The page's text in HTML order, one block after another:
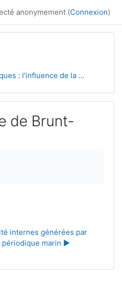
anonymement (Connexion)
: l'influence de la ...
de Brunt-
internes générées par
périodique marin ▶︎